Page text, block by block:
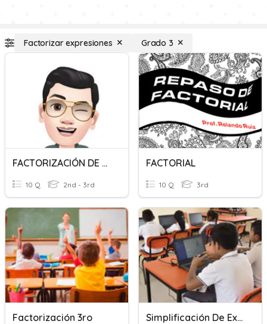
Factorizar expresiones Grado 3
FACTORIZACIÓN DE EXPRESIONES ALGEBRAICAS
10 Q 2nd - 3rd
FACTORIAL
10 Q 3rd
Factorización 3ro Simplificación De Expresiones Algebraicas